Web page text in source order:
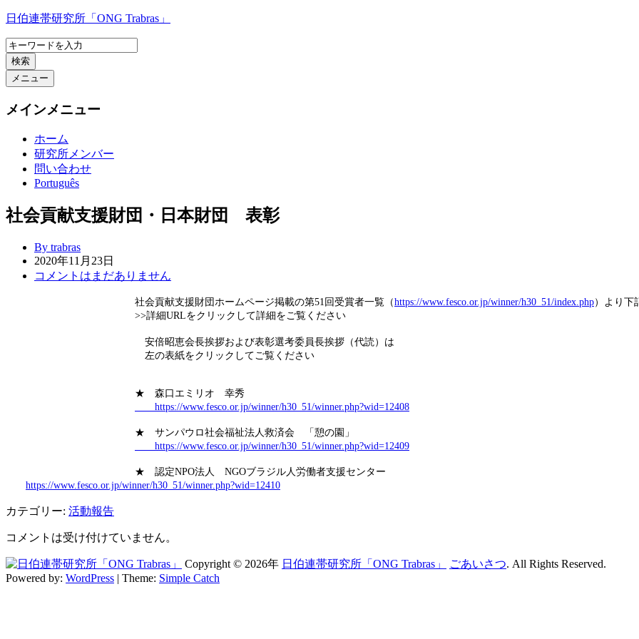
コ
テ
ン
ツ
ス
日伯連帯研究所「ONG Trabras」
検索
メニュー
メインメニュー
ホーム
研究所メンバー
問い合わせ
Português
社会貢献支援財団・日本財団 表彰
By trabras
2020年11月23日
コメントはまだありません
社会貢献支援財団ホームページ掲載の第51回受賞者一覧（https://www.fesco.or.jp/winner/h30_51/index.php） より下
>>詳細URLをクリックして詳細をご覧ください
安倍昭恵会長挨拶および表彰選考委員長挨拶（代読）は
左の表紙をクリックしてご覧ください
★ 森口エミリオ 幸秀
https://www.fesco.or.jp/winner/h30_51/winner.php?wid=12408
★ サンパウロ社会福祉法人救済会 「憩の園」
https://www.fesco.or.jp/winner/h30_51/winner.php?wid=12409
★ 認定NPO法人 NGOブラジル人労働者支援センター
https://www.fesco.or.jp/winner/h30_51/winner.php?wid=12410
カテゴリー: 活動報告
コメントは受け付けていません。
Copyright © 2026年 日伯連帯研究所「ONG Trabras」 ごあいさつ. All Rights Reserved.
Powered by: WordPress | Theme: Simple Catch